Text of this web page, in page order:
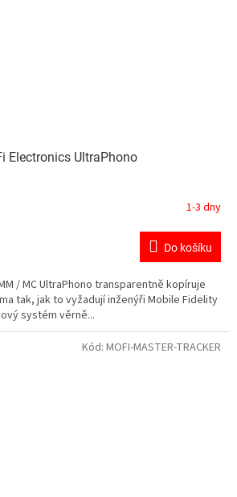
Electronics UltraPhono
1-3 dny
Do košíku
/ MC UltraPhono transparentně kopíruje
tak, jak to vyžadují inženýři Mobile Fidelity
systém věrně...
Kód: MOFI-MASTER-TRACKER